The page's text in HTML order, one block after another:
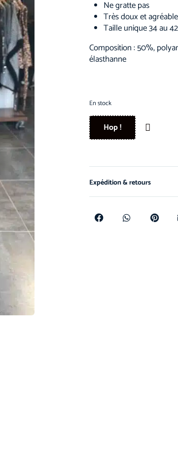
Ne gratte pas
Très doux et
Taille unique 34 au 42
Composition : 50%,
élasthanne
En stock
Hop !
Expédition & retours